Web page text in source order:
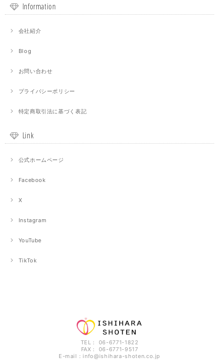
Information
会社紹介
Blog
お問い合わせ
プライバシーポリシー
特定商取引法に基づく表記
Link
公式ホームページ
Facebook
X
Instagram
YouTube
TikTok
TEL： 06-6771-1822
FAX： 06-6771-9517
E-mail： info@ishihara-shoten.co.jp